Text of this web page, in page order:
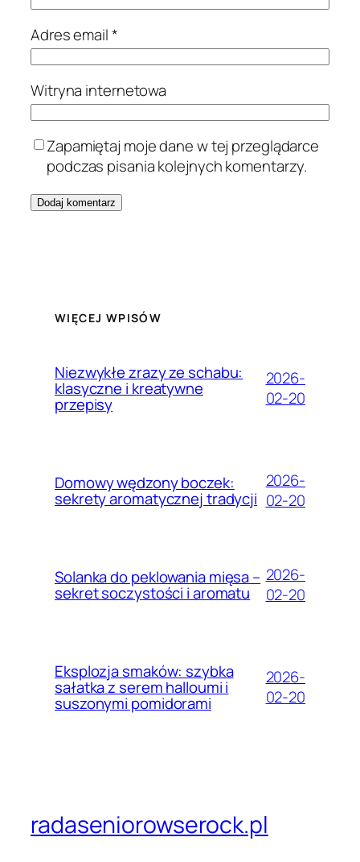
Adres email*
Witryna internetowa
Zapamiętaj moje dane w tej przeglądarce
podczas pisania kolejnych komentarzy.
WIĘCEJ WPISÓW
Niezwykłe zrazy ze schabu:
klasyczne i kreatywne
przepisy
2026-
02-20
Domowy wędzony boczek:
sekrety aromatycznej tradycji
2026-
02-20
Solanka do peklowania mięsa –
sekret soczystości i aromatu
2026-
02-20
Eksplozja smaków: szybka
sałatka z serem halloumi i
suszonymi pomidorami
2026-
02-20
radaseniorowserock.pl